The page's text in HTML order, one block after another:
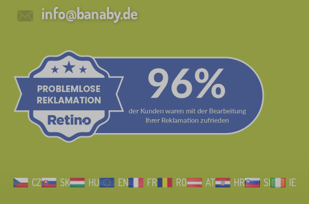
info@banaby.de
CZ SK HU EN FR RO AT HR SI IE